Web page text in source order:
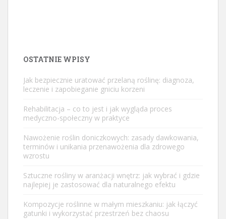
OSTATNIE WPISY
Jak bezpiecznie uratować przelaną roślinę: diagnoza,
leczenie i zapobieganie gniciu korzeni
Rehabilitacja – co to jest i jak wygląda proces
medyczno-społeczny w praktyce
Nawożenie roślin doniczkowych: zasady dawkowania,
terminów i unikania przenawożenia dla zdrowego
wzrostu
Sztuczne rośliny w aranżacji wnętrz: jak wybrać i gdzie
najlepiej je zastosować dla naturalnego efektu
Kompozycje roślinne w małym mieszkaniu: jak łączyć
gatunki i wykorzystać przestrzeń bez chaosu